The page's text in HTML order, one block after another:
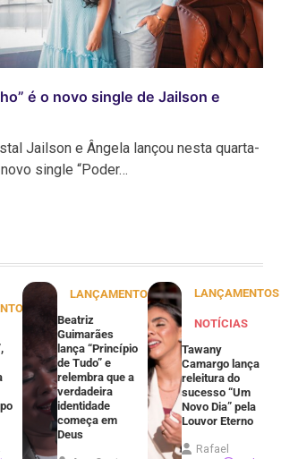
é o novo single de Jailson e
Jailson e Ângela lançou nesta quarta-
single “Poder…
LANÇAMENTOS
Beatriz
Guimarães
lança “Princípio
de Tudo” e
relembra que a
verdadeira
identidade
começa em
Deus
LANÇAMENTOS
NOTÍCIAS
Tawany
Camargo lança
releitura do
sucesso “Um
Novo Dia” pela
Louvor Eterno
Rafael